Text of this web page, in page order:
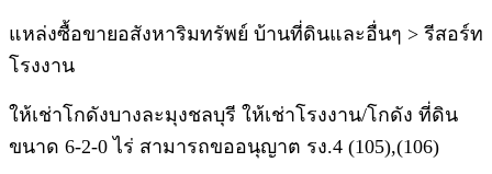
แหล่งซื้อขายอสังหาริมทรัพย์ บ้านที่ดินและอื่นๆ > รีสอร์ท
โรงงาน
ให้เช่าโกดังบางละมุงชลบุรี ให้เช่าโรงงาน/โกดัง ที่ดิน
ขนาด 6-2-0 ไร่ สามารถขออนุญาต รง.4 (105),(106)